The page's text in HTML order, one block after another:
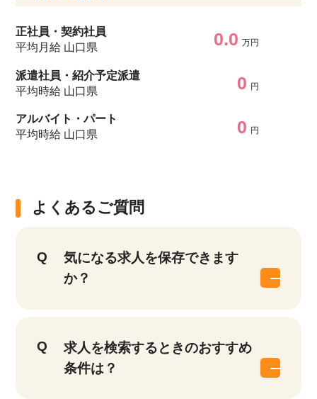
正社員・契約社員
平均月給 山口県
0.0 万円
派遣社員・紹介予定派遣
平均時給 山口県
0 円
アルバイト・パート
平均時給 山口県
0 円
よくあるご質問
気になる求人を保存できます
か？
求人を検索するときのおすすめ
条件は？